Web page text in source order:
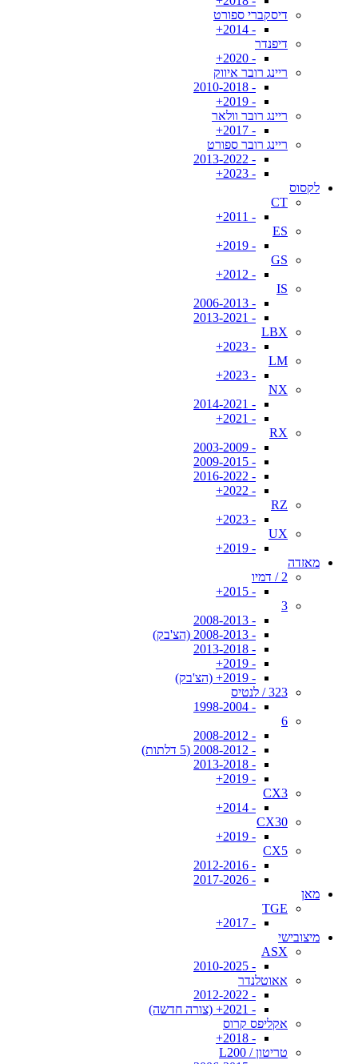
דיסקברי ספורט
- 2014+
דיפנדר
- 2020+
ריינג רובר איווק
- 2010-2018
- 2019+
ריינג רובר וולאר
- 2017+
ריינג רובר ספורט
- 2013-2022
- 2023+
לקסוס
CT
- 2011+
ES
- 2019+
GS
- 2012+
IS
- 2006-2013
- 2013-2021
LBX
- 2023+
LM
- 2023+
NX
- 2014-2021
- 2021+
RX
- 2003-2009
- 2009-2015
- 2016-2022
- 2022+
RZ
- 2023+
UX
- 2019+
מאזדה
2 / דמיו
- 2015+
3
- 2008-2013
- 2008-2013 (הצ'בק)
- 2013-2018
- 2019+
- 2019+ (הצ'בק)
323 / לנטיס
- 1998-2004
6
- 2008-2012
- 2008-2012 (5 דלתות)
- 2013-2018
- 2019+
CX3
- 2014+
CX30
- 2019+
CX5
- 2012-2016
- 2017-2026
מאן
TGE
- 2017+
מיצובישי
ASX
- 2010-2025
אאוטלנדר
- 2012-2022
- 2021+ (צורה חדשה)
אקליפס קרוס
- 2018+
טריטון / L200